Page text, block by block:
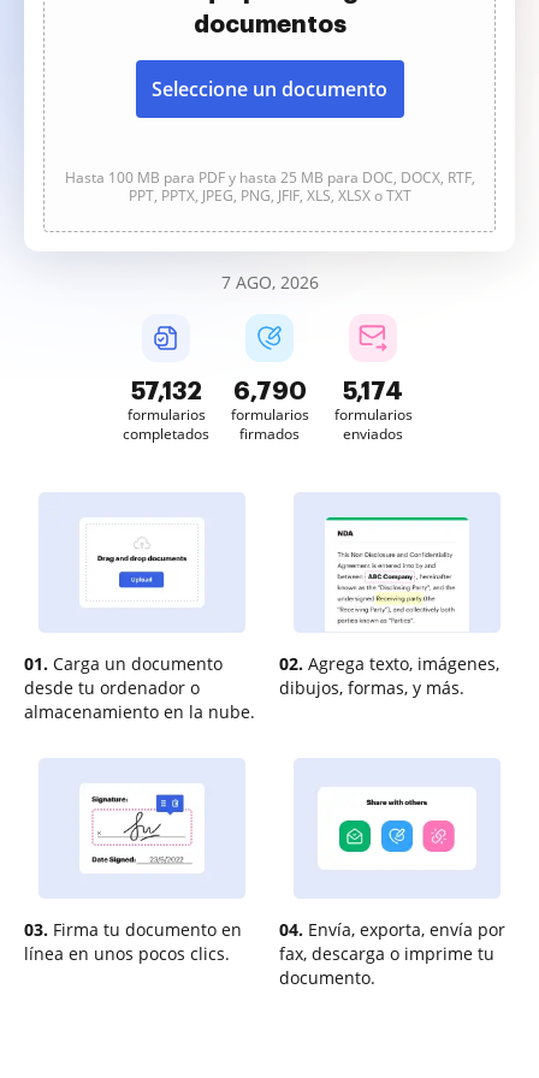
documentos
Seleccione un documento
Hasta 100 MB para PDF y hasta 25 MB para DOC, DOCX, RTF,
PPT, PPTX, JPEG, PNG, JFIF, XLS, XLSX o TXT
7 AGO, 2026
57,133
formularios
completados
6,790
formularios
firmados
5,174
formularios
enviados
01. Carga un documento
desde tu ordenador o
almacenamiento en la nube.
02. Agrega texto, imágenes,
dibujos, formas, y más.
03. Firma tu documento en
línea en unos pocos clics.
04. Envía, exporta, envía por
fax, descarga o imprime tu
documento.